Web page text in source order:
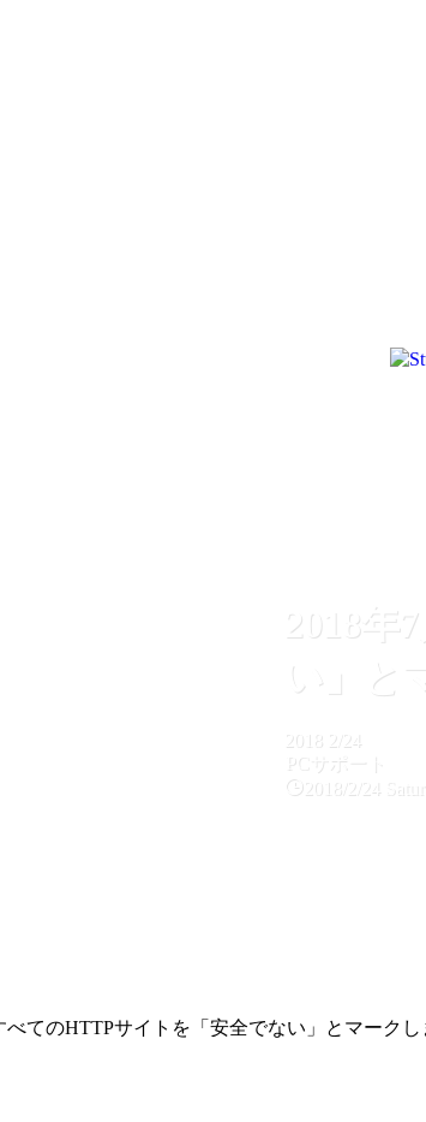
2018年
い」と
2018 2/24
PCサポート
2018/2/24
べてのHTTPサイトを「安全でない」とマークし